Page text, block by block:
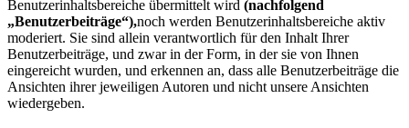
Benutzerinhaltsbereiche übermittelt wird (nachfolgend
„Benutzerbeiträge“),noch werden Benutzerinhaltsbereiche aktiv
moderiert. Sie sind allein verantwortlich für den Inhalt Ihrer
Benutzerbeiträge, und zwar in der Form, in der sie von Ihnen
eingereicht wurden, und erkennen an, dass alle Benutzerbeiträge die
Ansichten ihrer jeweiligen Autoren und nicht unsere Ansichten
wiedergeben.